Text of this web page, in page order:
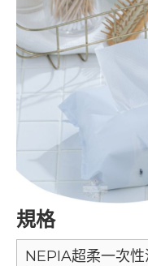
規格
NEPIA超柔一次